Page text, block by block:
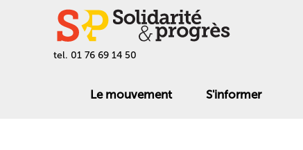
tel. 01 76 69 14 50
Le mouvement S'informer